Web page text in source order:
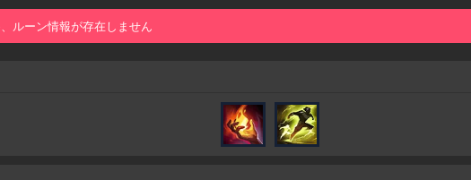
ルーン情報が存在しません